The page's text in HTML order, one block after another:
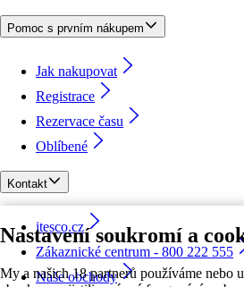
Nastavení soukromí a
My a našich 18 partnerů používáme nebo
Pomoc s prvním nákupem
Jak nakupovat
Registrace
Rezervace času
Oblíbené
Kontakt
itesco.cz
Zákaznické centrum - 800 222 555
Naše obchody